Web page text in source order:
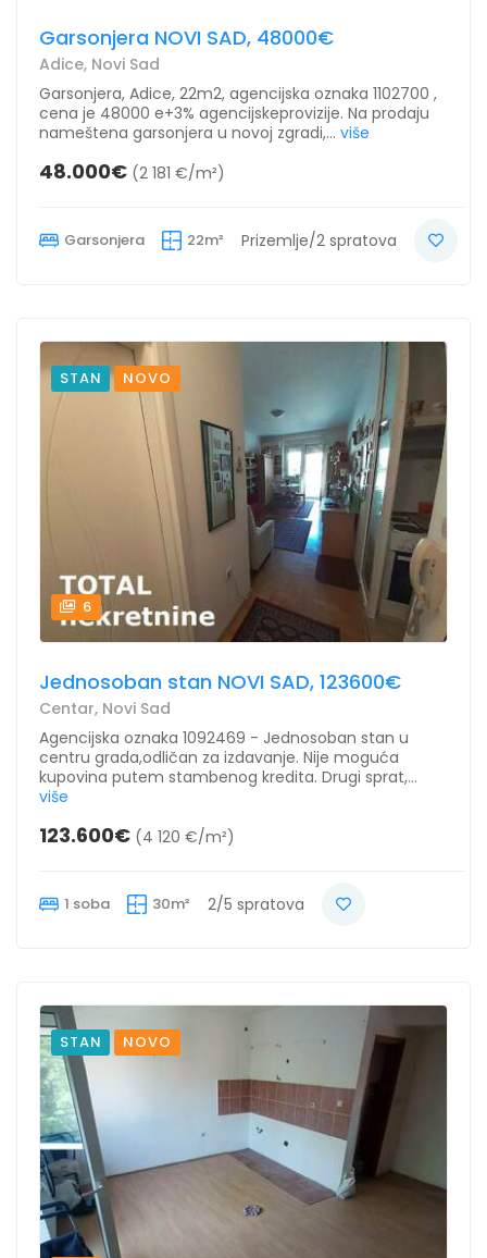
Garsonjera NOVI SAD, 48000€
Adice, Novi Sad
Garsonjera, Adice, 22m2, agencijska oznaka 1102700 ,
cena je 48000 e+3% agencijskeprovizije. Na prodaju
nameštena garsonjera u novoj zgradi,... više
48.000€ (2 181 €/m²)
Garsonjera 22m² Prizemlje/2 spratova
STAN NOVO
6
Jednosoban stan NOVI SAD, 123600€
Centar, Novi Sad
Agencijska oznaka 1092469 - Jednosoban stan u
centru grada,odličan za izdavanje. Nije moguća
kupovina putem stambenog kredita. Drugi sprat,...
više
123.600€ (4 120 €/m²)
1 soba 30m² 2/5 spratova
STAN NOVO